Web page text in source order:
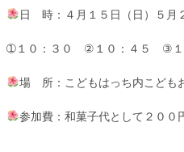
日 時：４月１５日（日）５月
➀１０：３０ ②１０：４５ ③１
場 所：こどもはっち内こども
参加費：和菓子代として２００